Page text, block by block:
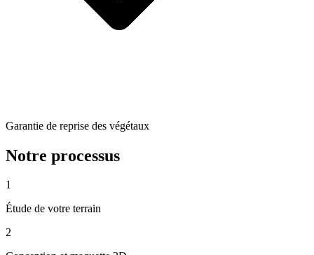
Garantie de reprise des végétaux
Notre processus
1
Étude de votre terrain
2